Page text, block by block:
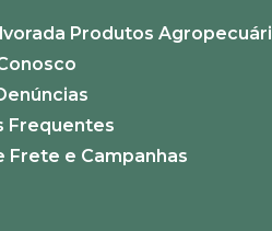
ENVIAR AVALIAÇÃO
Produtos
Frequentes
Frete e Campanhas